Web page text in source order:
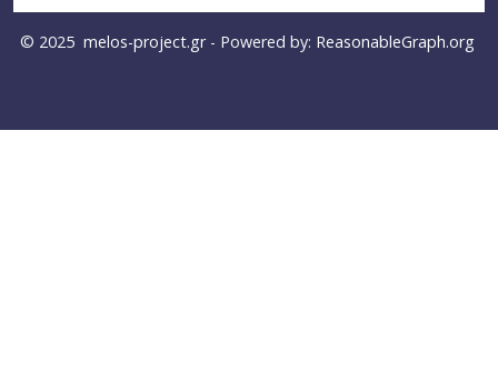
© 2025 melos-project.gr- Powered by: ReasonableGraph.org